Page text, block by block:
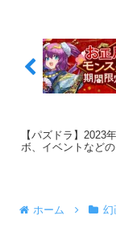
【パズドラ】2023
ボ、イベントなど
ホーム 幻